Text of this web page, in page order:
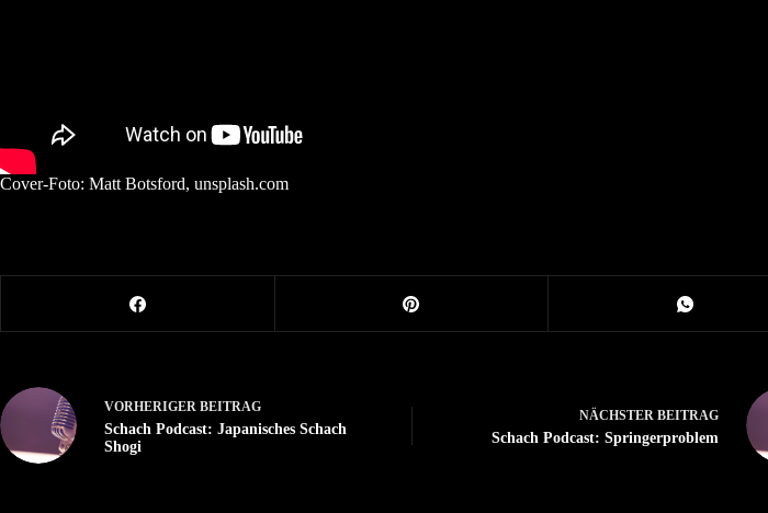
Cover-Foto: Matt Botsford, unsplash.com
VORHERIGER BEITRAG
Schach Podcast: Japanisches Schach
Shogi
NÄCHSTER BEITRAG
Schach Podcast: Springerproblem